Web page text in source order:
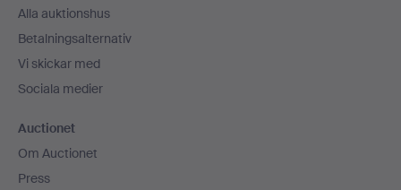
Alla auktionshus
Betalningsalternativ
Vi skickar med
Sociala medier
Auctionet
Om Auctionet
Press